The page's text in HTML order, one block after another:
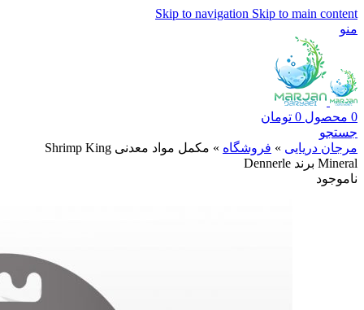
Skip to navigation Skip to main content
منو
0 محصول 0 تومان
جستجو
مرجان دریایی » فروشگاه »
مکمل مواد معدنی Shrimp King
Mineral برند Dennerle
ناموجود